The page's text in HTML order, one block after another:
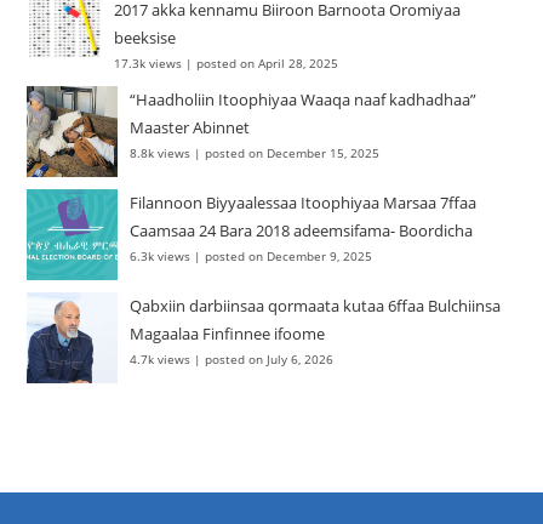
2017 akka kennamu Biiroon Barnoota Oromiyaa
beeksise
17.3k views |posted on April 28, 2025
“Haadholiin Itoophiyaa Waaqa naaf kadhadhaa”
Maaster Abinnet
8.8k views |posted on December 15, 2025
Filannoon Biyyaalessaa Itoophiyaa Marsaa 7ffaa
Caamsaa 24 Bara 2018 adeemsifama- Boordicha
6.3k views |posted on December 9, 2025
Qabxiin darbiinsaa qormaata kutaa 6ffaa Bulchiinsa
Magaalaa Finfinnee ifoome
4.7k views |posted on July 6, 2026